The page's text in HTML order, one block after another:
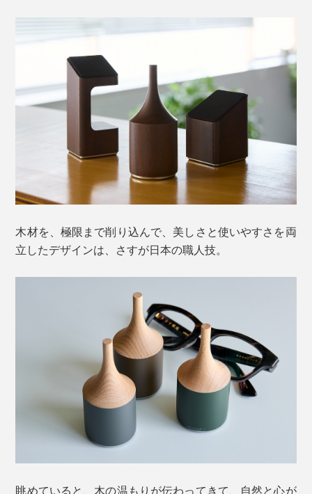
木材を、極限まで削り込んで、美しさと使いやすさを両
立したデザインは、さすが日本の職人技。
眺めていると、木の温もりが伝わってきて、自然と心が